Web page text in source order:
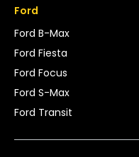
Ford
Ford B-Max
Ford Fiesta
Ford Focus
Ford S-Max
Ford Transit